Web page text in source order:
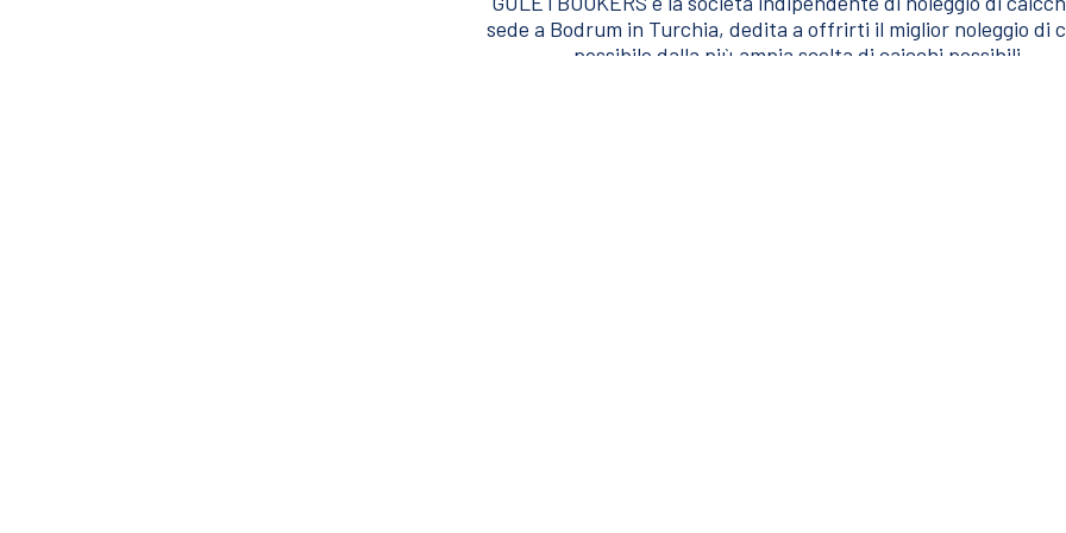
sede a Bodrum in Turchia, dedita a offrirti il miglior noleggio di
possibile dalla più ampia scelta di caicchi possibili.